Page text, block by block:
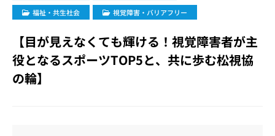
福祉・共生社会
視覚障害・バリアフリー
【目が見えなくても輝ける！視覚障害者が主
役となるスポーツTOP5と、共に歩む松視協
の輪】